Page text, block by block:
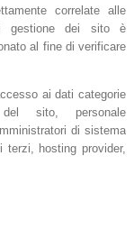
correlate alle
gestione dei sito è
al fine di verificare
ai dati categorie
del sito, personale
di sistema
hosting provider,